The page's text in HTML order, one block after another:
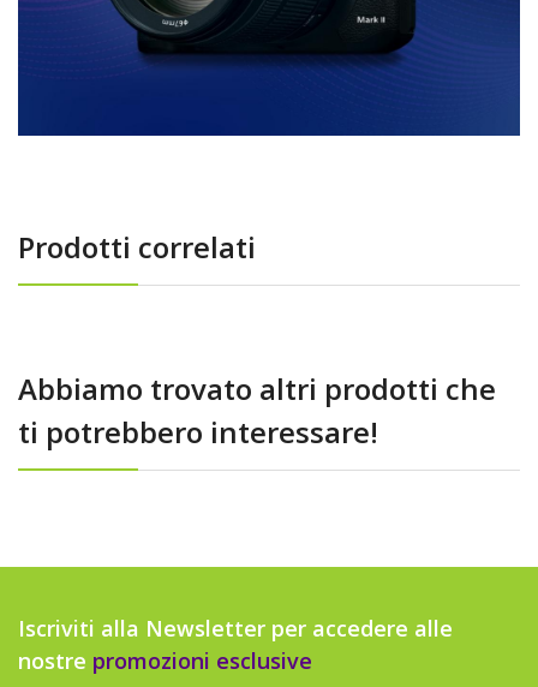
Prodotti correlati
Abbiamo trovato altri prodotti che
ti potrebbero interessare!
Iscriviti alla Newsletter per accedere alle
nostre promozioni esclusive